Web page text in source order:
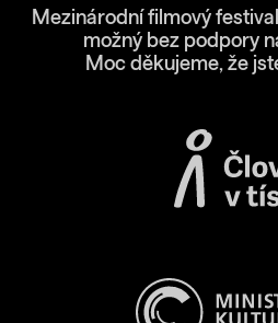
Mezinárodní filmový
možný bez podpory
Moc děkujeme, že